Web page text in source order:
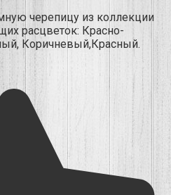
черепицу из коллекции
расцветок: Красно-
Коричневый,Красный.